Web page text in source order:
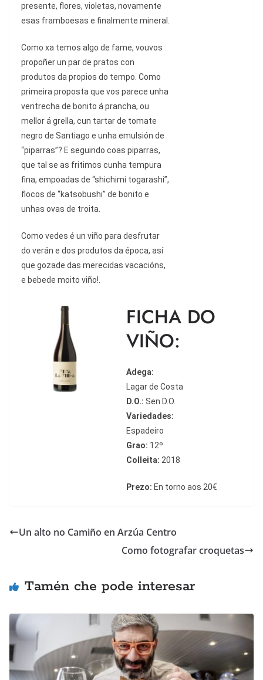
presente, flores, violetas, novamente
esas framboesas e finalmente mineral.
Como xa temos algo de fame, vouvos
propoñer un par de pratos con
produtos da propios do tempo. Como
primeira proposta que vos parece unha
ventrecha de bonito á prancha, ou
mellor á grella, cun tartar de tomate
negro de Santiago e unha emulsión de
“piparras”? E seguindo coas piparras,
que tal se as fritimos cunha tempura
fina, empoadas de “shichimi togarashi”,
flocos de “katsobushi” de bonito e
unhas ovas de troita.
Como vedes é un viño para desfrutar
do verán e dos produtos da época, así
que gozade das merecidas vacacións,
e bebede moito viño!.
FICHA DO
VIÑO:
Adega:
Lagar de Costa
D.O.: Sen D.O.
Variedades:
Espadeiro
Grao: 12º
Colleita: 2018
Prezo: En torno aos 20€
Un alto no Camiño en Arzúa Centro
Como fotografar croquetas
Tamén che pode interesar